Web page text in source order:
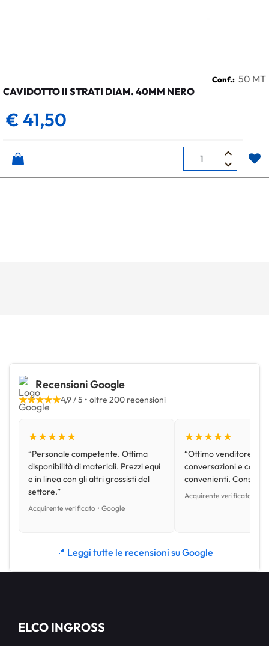
Conf.: 50 MT
CAVIDOTTO II STRATI DIAM. 40MM NERO
€ 41,50
Quantità
Recensioni Google
★★★★★4,9 / 5 • oltre 200 recensioni
★★★★★
“Personale competente. Ottima
disponibilità di materiali. Prezzi equi
e in linea con gli altri grossisti del
settore.”
Acquirente verificato • Google
★★★★★
“Ottimo venditore,
conversazioni e con
convenienti.
Acquirente verificato •
📍 Leggi tutte le recensioni su Google
ELCO INGROSS